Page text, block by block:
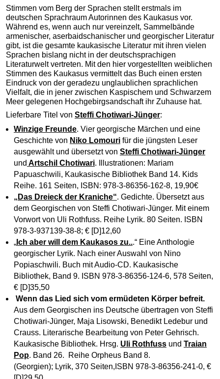
Stimmen vom Berg der Sprachen stellt erstmals im
deutschen Sprachraum Autorinnen des Kaukasus vor.
Während es, wenn auch nur vereinzelt, Sammelbände
armenischer, aserbaidschanischer und georgischer Literatur
gibt, ist die gesamte kaukasische Literatur mit ihren vielen
Sprachen bislang nicht in der deutschsprachigen
Literaturwelt vertreten. Mit den hier vorgestellten weiblichen
Stimmen des Kaukasus vermittelt das Buch einen ersten
Eindruck von der geradezu unglaublichen sprachlichen
Vielfalt, die in jener zwischen Kaspischem und Schwarzem
Meer gelegenen Hochgebirgsandschaft ihr Zuhause hat.
Lieferbare Titel von Steffi Chotiwari-Jünger:
Winzige Freunde. Vier georgische Märchen und eine
Geschichte von Niko Lomourifür die jüngsten Leser
ausgewählt und übersetzt von Steffi Chotiwari-Jünger
und Artschil Chotiwari. Illustrationen: Mariam
Papuaschwili, Kaukasische Bibliothek Band 14. Kids
Reihe. 161 Seiten, ISBN: 978-3-86356-162-8, 19,90€
„Das Dreieck der Kraniche“. Gedichte. Übersetzt aus
dem Georgischen von Steffi Chotiwari-Jünger. Mit einem
Vorwort von Uli Rothfuss. Reihe Lyrik. 80 Seiten. ISBN
978-3-937139-38-8; € [D]12,60
„Ich aber will dem Kaukasos zu...“ Eine Anthologie
georgischer Lyrik. Nach einer Auswahl von Nino
Popiaschwili. Buch mit Audio-CD. Kaukasische
Bibliothek, Band 9. ISBN 978-3-86356-124-6, 578 Seiten,
€ [D]35,50
Wenn das Lied sich vom ermüdeten Körper befreit.
Aus dem Georgischen ins Deutsche übertragen von Steffi
Chotiwari-Jünger, Maja Lisowski, Benedikt Ledebur und
Crauss. Literarische Bearbeitung von Peter Gehrisch.
Kaukasische Bibliothek. Hrsg. Uli Rothfussund Traian
Pop. Band 26. Reihe Orpheus Band 8.
(Georgien); Lyrik, 370 Seiten,ISBN 978-3-86356-241-0, €